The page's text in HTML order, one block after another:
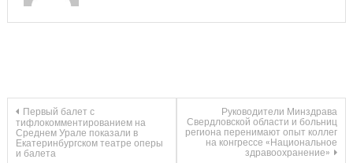
Навигация
по
Первый балет с
тифлокомментированием на
Среднем Урале показали в
Екатеринбургском театре оперы
и балета
Руководители Минздрава
Свердловской области и больниц
региона перенимают опыт коллег
на конгрессе «Национальное
здравоохранение»